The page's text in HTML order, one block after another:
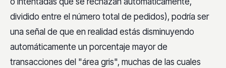
dividido entre el número total de pedidos), podría ser
una señal de que en realidad estás disminuyendo
automáticamente un porcentaje mayor de
transacciones del "área gris", muchas de las cuales